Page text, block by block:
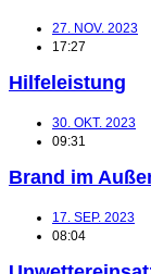
27. NOV. 2023
17:27
Hilfeleistung
30. OKT. 2023
09:31
Brand im
17. SEP. 2023
08:04